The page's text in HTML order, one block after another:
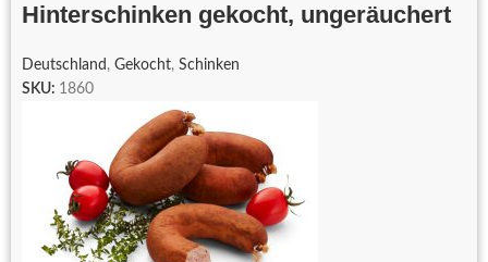
Hinterschinken gekocht, ungeräuchert
Deutschland , Gekocht, Schinken
SKU: 1860